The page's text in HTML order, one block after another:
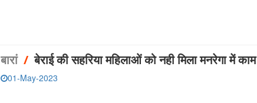
बारां/बेराई की सहरिया महिलाओं को नही मिला मनरेगा में काम
01-May-2023